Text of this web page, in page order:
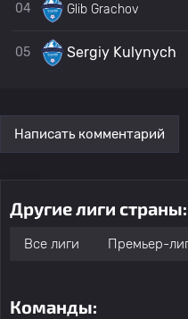
04 Glib Grachov
05 Sergiy Kulynych
Написать комментарий
Другие лиги страны:
Все лиги Премьер-
Команды: